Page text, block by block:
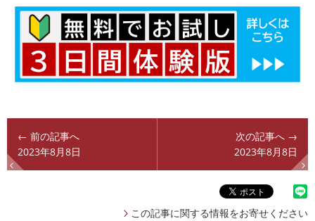
← 前の記事へ
2023年8月8日
次の記事へ →
2023年8月8日
この記事に関する情報をお寄せください